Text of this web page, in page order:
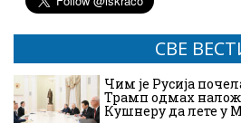
СВЕ
Чим је Русија
Трамп одмах
Кушнеру да лете у